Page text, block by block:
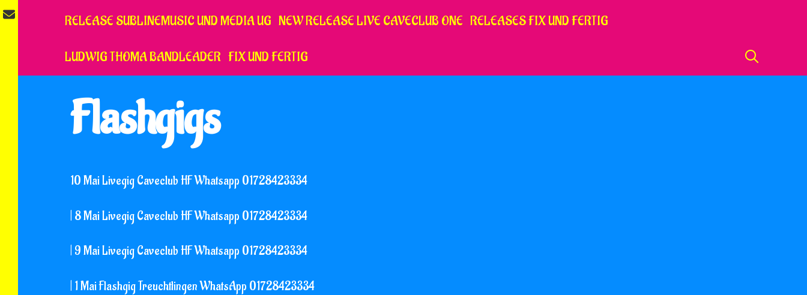
RELEASE SUBLINEMUSIC UND MEDIA UG NEW RELEASE LIVE CAVECLUB ONE RELEASES FIX UND FERTIG
LUDWIG THOMA BANDLEADER FIX UND FERTIG
Flashgigs
10 Mai Livegig Caveclub HF Whatsapp 01728423334
| 8 Mai Livegig Caveclub HF Whatsapp 01728423334
| 9 Mai Livegig Caveclub HF Whatsapp 01728423334
| 1 Mai Flashgig Treuchtlingen WhatsApp 01728423334